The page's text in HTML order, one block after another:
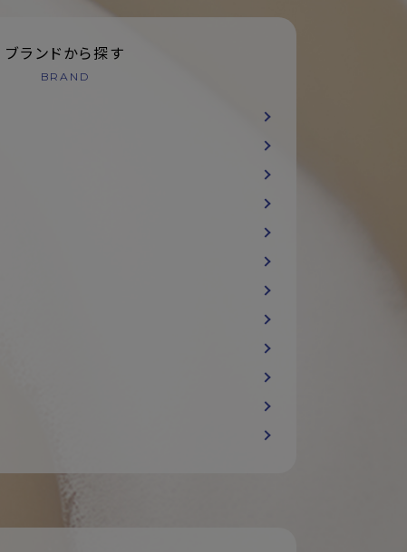
ブランドから探す
BRAND